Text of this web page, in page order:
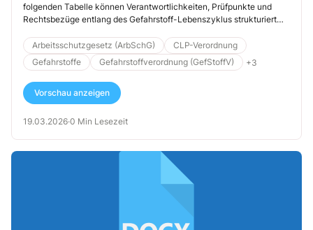
folgenden Tabelle können Verantwortlichkeiten, Prüfpunkte und
Rechtsbezüge entlang des Gefahrstoff-Lebenszyklus strukturiert
Arbeitsschutzgesetz (ArbSchG)
CLP-Verordnung
Gefahrstoffe
Gefahrstoffverordnung (GefStoffV) +3
Vorschau anzeigen
19.03.2026·0 Min Lesezeit